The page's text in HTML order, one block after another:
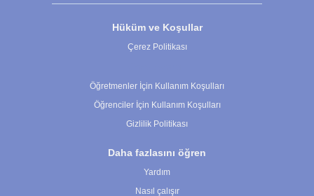
Hüküm ve Koşullar
Çerez Politikası
Öğretmenler İçin Kullanım Koşulları
Öğrenciler İçin Kullanım Koşulları
Gizlilik Politikası
Daha fazlasını öğren
Yardım
Nasıl çalışır